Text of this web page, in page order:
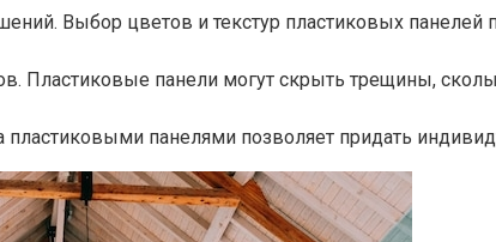
Выбор цветов и текстур пластиковых
Пластиковые панели могут скрыть трещины,
панелями позволяет придать